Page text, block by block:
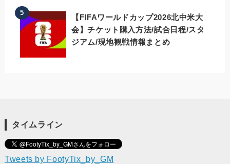
【FIFAワールドカップ2026北中米大
会】チケット購入方法/試合日程/スタ
ジアム/現地観戦情報まとめ
タイムライン
Tweets by FootyTix_by_GM